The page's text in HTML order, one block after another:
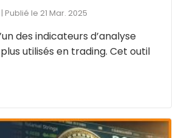
| Publié le 21 Mar. 2025
des indicateurs d’analyse
utilisés en trading. Cet outil